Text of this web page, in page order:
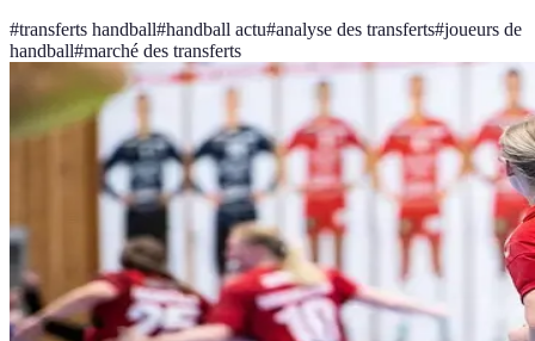
#transferts handball#handball actu#analyse des transferts#joueurs de
handball#marché des transferts